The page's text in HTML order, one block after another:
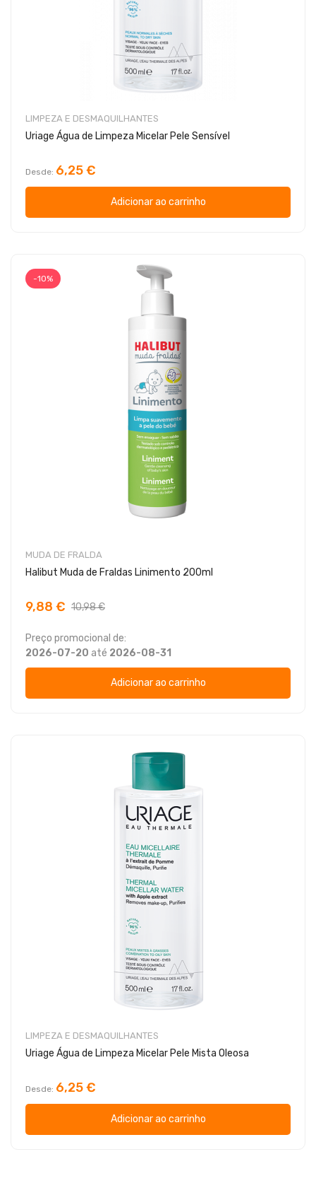
LIMPEZA E DESMAQUILHANTES
Uriage Água de Limpeza Micelar Pele Sensível
Desde 6,25 €
Adicionar ao carrinho
-10%
MUDA DE FRALDA
Halibut Muda de Fraldas Linimento 200ml
9,88 € 10,98 €
Preço promocional de:
2026-07-20 até 2026-08-31
Adicionar ao carrinho
LIMPEZA E DESMAQUILHANTES
Uriage Água de Limpeza Micelar Pele Mista Oleosa
Desde 6,25 €
Adicionar ao carrinho